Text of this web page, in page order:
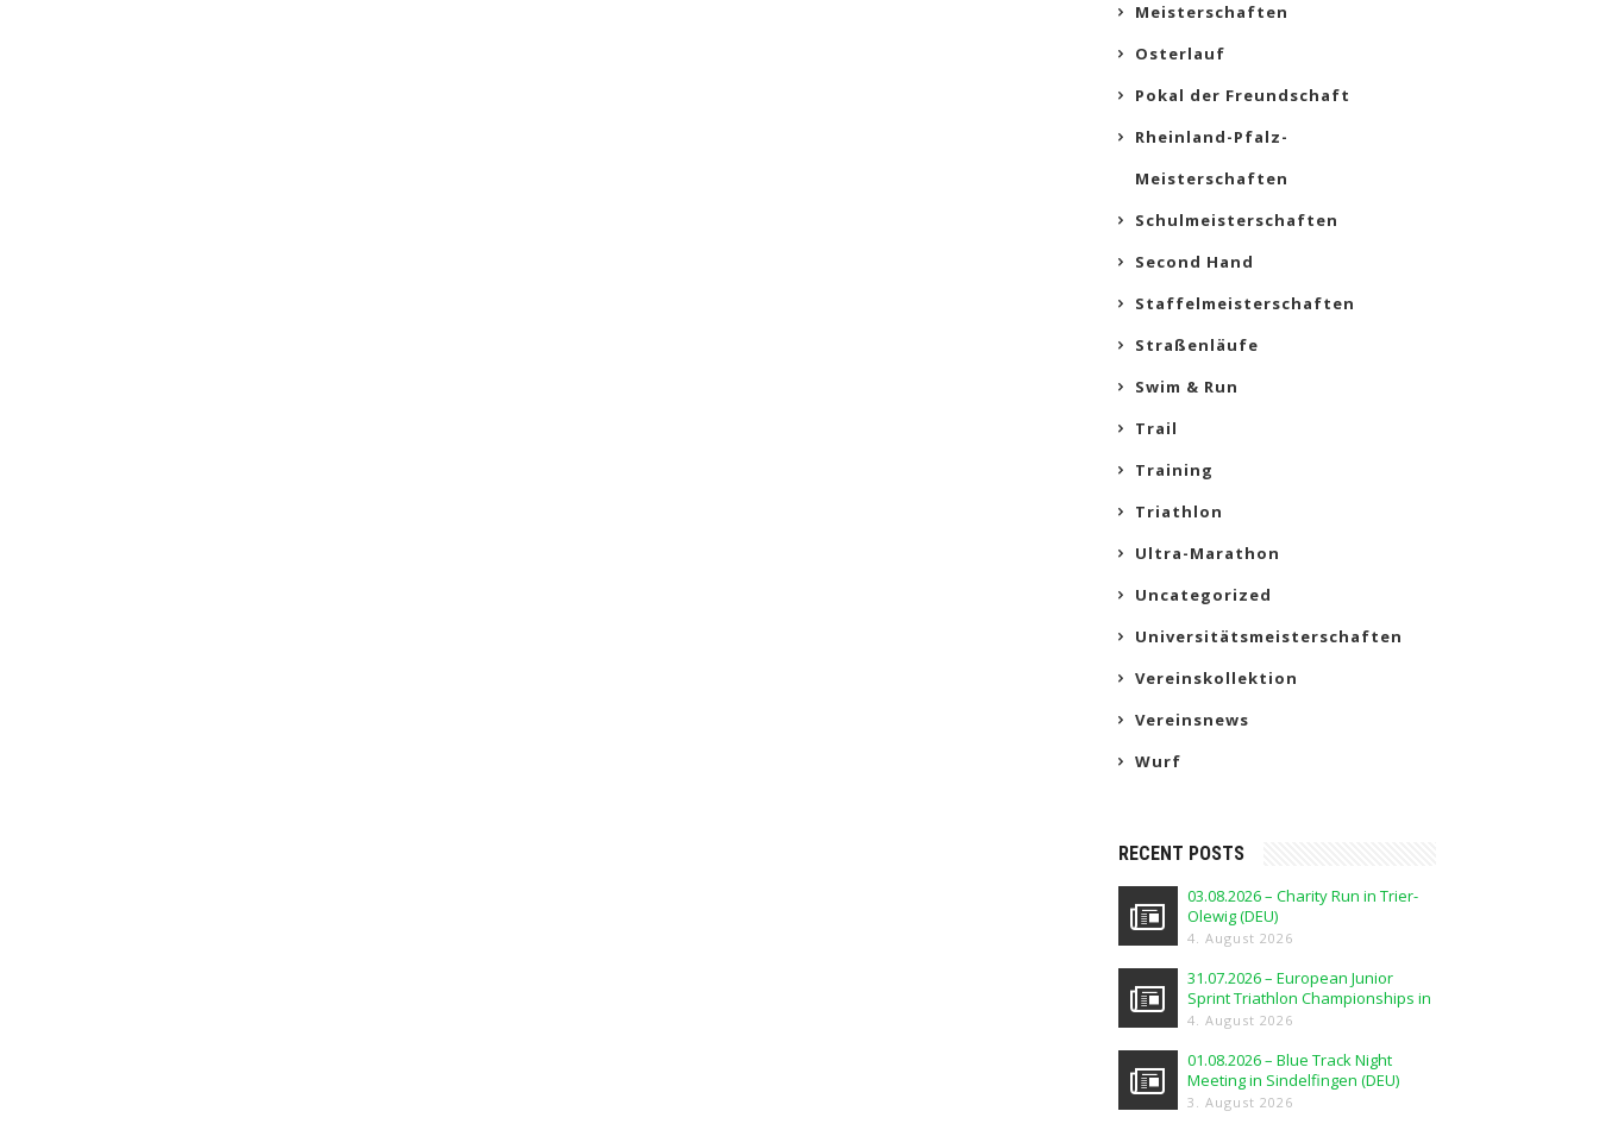
Meisterschaften
Osterlauf
Pokal der Freundschaft
Rheinland-Pfalz-
Meisterschaften
Schulmeisterschaften
Second Hand
Staffelmeisterschaften
Straßenläufe
Swim & Run
Trail
Training
Triathlon
Ultra-Marathon
Uncategorized
Universitätsmeisterschaften
Vereinskollektion
Vereinsnews
Wurf
RECENT POSTS
03.08.2026 – Charity Run in Trier-
Olewig (DEU)
4. August 2026
31.07.2026 – European Junior
Sprint Triathlon Championships in
Elblag (POL)
4. August 2026
01.08.2026 – Blue Track Night
Meeting in Sindelfingen (DEU)
3. August 2026